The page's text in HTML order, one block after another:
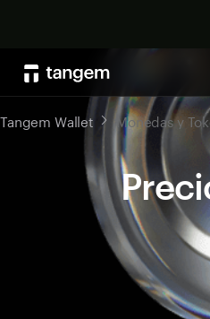
Tangem Wallet Monedas y